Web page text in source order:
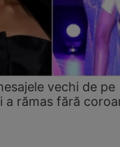
vechi de pe
a rămas fără